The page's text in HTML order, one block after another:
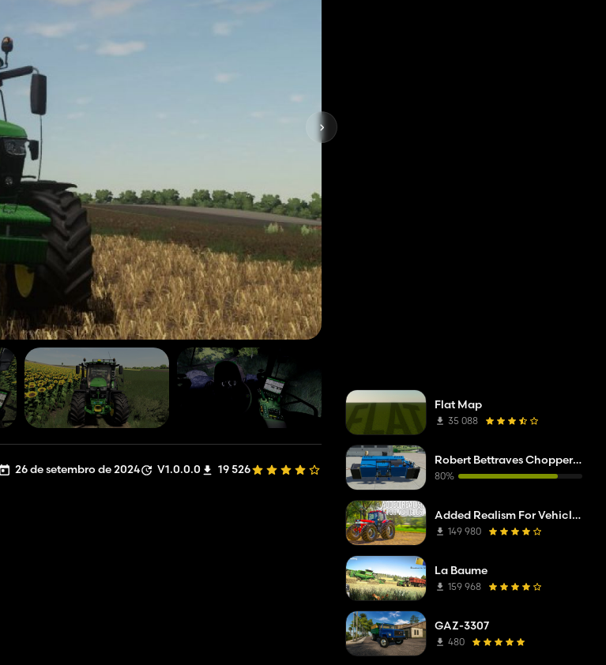
26 de setembro de 2024 V1.0.0.0 19 526
Flat Map
35 088
Robert Bettraves Choppers Pack
80%
Added Realism For Vehicles FS19
149 980
La Baume
159 968
GAZ-3307
480